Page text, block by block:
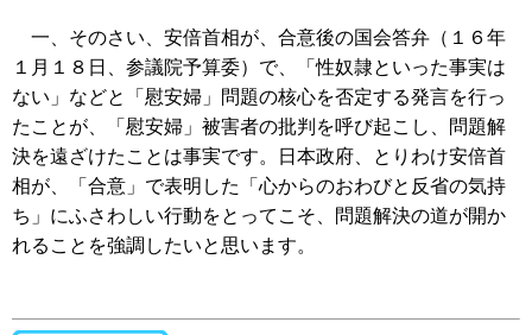
一、そのさい、安倍首相が、合意後の国会答弁（１６年
１月１８日、参議院予算委）で、「性奴隷といった事実は
ない」などと「慰安婦」問題の核心を否定する発言を行っ
たことが、「慰安婦」被害者の批判を呼び起こし、問題解
決を遠ざけたことは事実です。日本政府、とりわけ安倍首
相が、「合意」で表明した「心からのおわびと反省の気持
ち」にふさわしい行動をとってこそ、問題解決の道が開か
れることを強調したいと思います。